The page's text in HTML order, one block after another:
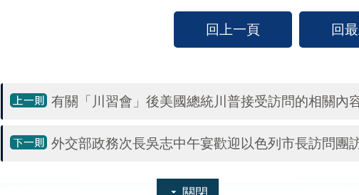
回上一頁 回
有關「川習會」後美國總統川普接受訪問的相關內
外交部政務次長吳志中午宴歡迎以色列市長訪問團